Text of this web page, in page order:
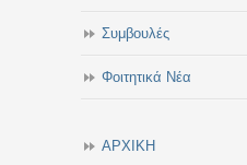
Συμβουλές
Φοιτητικά Νέα
ΑΡΧΙΚΗ